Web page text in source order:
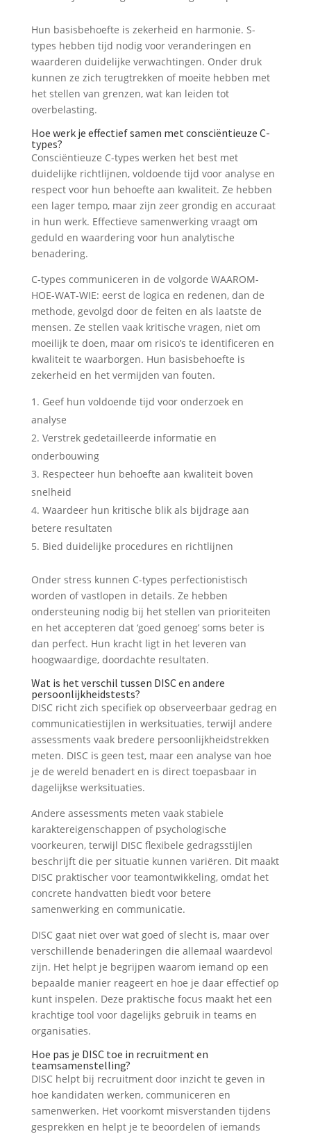
Hun basisbehoefte is zekerheid en harmonie. S-
types hebben tijd nodig voor veranderingen en
waarderen duidelijke verwachtingen. Onder druk
kunnen ze zich terugtrekken of moeite hebben met
het stellen van grenzen, wat kan leiden tot
overbelasting.
Hoe werk je effectief samen met consciëntieuze C-
types?
Consciëntieuze C-types werken het best met
duidelijke richtlijnen, voldoende tijd voor analyse en
respect voor hun behoefte aan kwaliteit. Ze hebben
een lager tempo, maar zijn zeer grondig en accuraat
in hun werk. Effectieve samenwerking vraagt om
geduld en waardering voor hun analytische
benadering.
C-types communiceren in de volgorde WAAROM-
HOE-WAT-WIE: eerst de logica en redenen, dan de
methode, gevolgd door de feiten en als laatste de
mensen. Ze stellen vaak kritische vragen, niet om
moeilijk te doen, maar om risico’s te identificeren en
kwaliteit te waarborgen. Hun basisbehoefte is
zekerheid en het vermijden van fouten.
Geef hun voldoende tijd voor onderzoek en
analyse
Verstrek gedetailleerde informatie en
onderbouwing
Respecteer hun behoefte aan kwaliteit boven
snelheid
Waardeer hun kritische blik als bijdrage aan
betere resultaten
Bied duidelijke procedures en richtlijnen
Onder stress kunnen C-types perfectionistisch
worden of vastlopen in details. Ze hebben
ondersteuning nodig bij het stellen van prioriteiten
en het accepteren dat ‘goed genoeg’ soms beter is
dan perfect. Hun kracht ligt in het leveren van
hoogwaardige, doordachte resultaten.
Wat is het verschil tussen DISC en andere
persoonlijkheidstests?
DISC richt zich specifiek op observeerbaar gedrag en
communicatiestijlen in werksituaties, terwijl andere
assessments vaak bredere persoonlijkheidstrekken
meten. DISC is geen test, maar een analyse van hoe
je de wereld benadert en is direct toepasbaar in
dagelijkse werksituaties.
Andere assessments meten vaak stabiele
karaktereigenschappen of psychologische
voorkeuren, terwijl DISC flexibele gedragsstijlen
beschrijft die per situatie kunnen variëren. Dit maakt
DISC praktischer voor teamontwikkeling, omdat het
concrete handvatten biedt voor betere
samenwerking en communicatie.
DISC gaat niet over wat goed of slecht is, maar over
verschillende benaderingen die allemaal waardevol
zijn. Het helpt je begrijpen waarom iemand op een
bepaalde manier reageert en hoe je daar effectief op
kunt inspelen. Deze praktische focus maakt het een
krachtige tool voor dagelijks gebruik in teams en
organisaties.
Hoe pas je DISC toe in recruitment en
teamsamenstelling?
DISC helpt bij recruitment door inzicht te geven in
hoe kandidaten werken, communiceren en
samenwerken. Het voorkomt misverstanden tijdens
gesprekken en helpt je te beoordelen of iemands